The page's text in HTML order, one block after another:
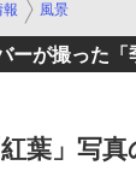
報 風景
ーが撮った「
葉」写